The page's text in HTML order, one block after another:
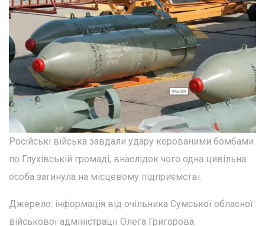
Російські війська завдали удару керованими бомбами
по Глухівській громаді, внаслідок чого одна цивільна
особа загинула на місцевому підприємстві.
Джерело: інформація від очільника Сумської обласної
військової адміністрації Олега Григорова.